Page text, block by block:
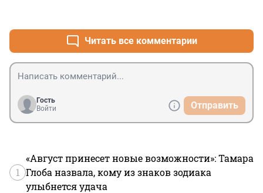
Читать все комментарии
Гость
Войти
Отправить
1
«Август принесет новые возможности»: Тамара
Глоба назвала, кому из знаков зодиака
улыбнется удача